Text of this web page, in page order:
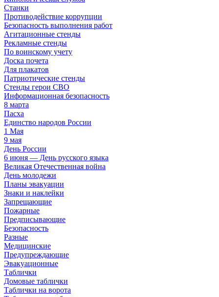
Станки
Противодействие коррупции
Безопасность выполнения работ
Агитационные стенды
Рекламные стенды
По воинскому учету
Доска почета
Для плакатов
Патриотические стенды
Стенды герои СВО
Информационная безопасность
8 марта
Пасха
Единство народов России
1 Мая
9 мая
День России
6 июня — День русского языка
Великая Отечественная война
День молодежи
Планы эвакуации
Знаки и наклейки
Запрещающие
Пожарные
Предписывающие
Безопасность
Разные
Медицинские
Предупреждающие
Эвакуационные
Таблички
Домовые таблички
Таблички на ворота